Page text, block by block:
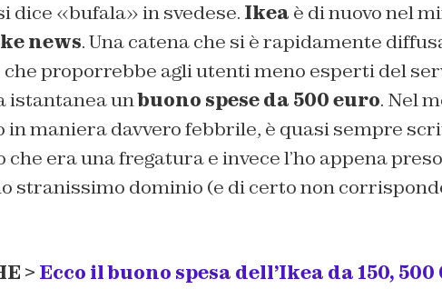
dice «bufala» in svedese. Ikea è di nuovo nel
news. Una catena che si è rapidamente
proporrebbe agli utenti meno esperti del
istantanea unbuono spese da 500 euro. Nel
in maniera davvero febbrile, è quasi sempre
era una fregatura e invece l’ho appena
stranissimo dominio (e di certo non
> Ecco il buono spesa dell’Ikea da 150, 500